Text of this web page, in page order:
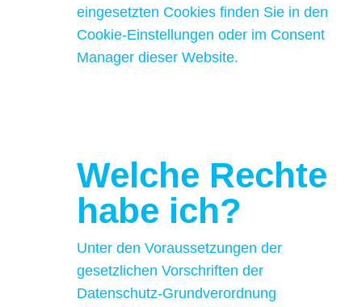
eingesetzten Cookies finden Sie in den
Cookie-Einstellungen oder im Consent
Manager dieser Website.
Welche Rechte
habe ich?
Unter den Voraussetzungen der
gesetzlichen Vorschriften der
Datenschutz-Grundverordnung